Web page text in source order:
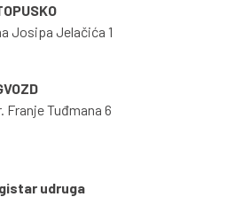
Josipa Jelačića 1
Franje Tuđmana 6
udruga